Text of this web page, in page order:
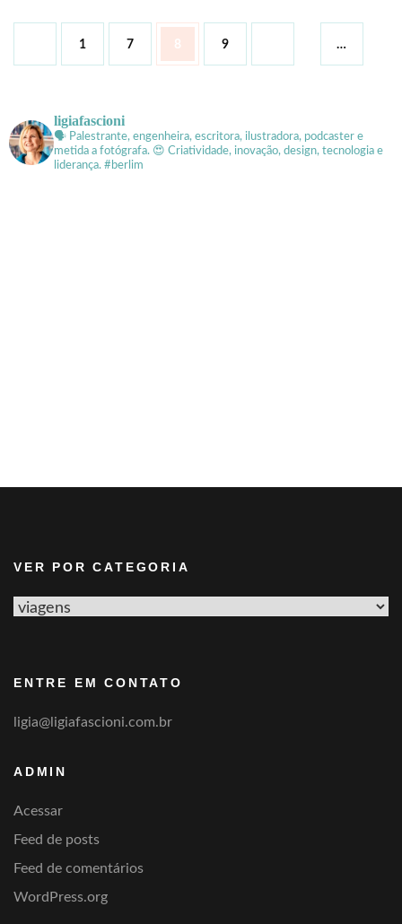
Paginação
de
Página
1 …
Página
7 Página
8 Página
9
ligiafascioni
🗣 Palestrante, engenheira, escritora, ilustradora, podcaster e
metida a fotógrafa. 😍 Criatividade, inovação, design, tecnologia e
liderança. #berlim
VER POR CATEGORIA
Ver
ENTRE EM CONTATO
ligia@ligiafascioni.com.br
ADMIN
Acessar
Feed de posts
Feed de comentários
WordPress.org